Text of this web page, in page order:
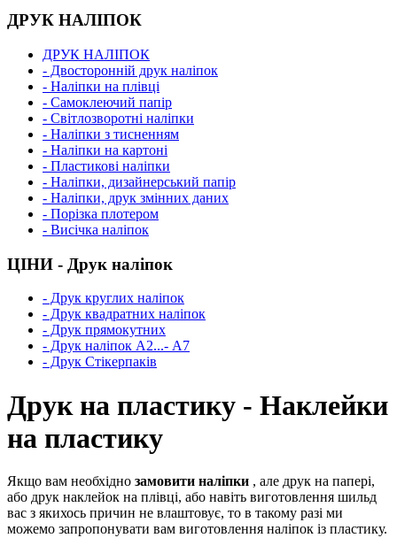
ДРУК НАЛІПОК
ДРУК НАЛІПОК
- Двосторонній друк наліпок
- Наліпки на плівці
- Самоклеючий папір
- Світлозворотні наліпки
- Наліпки з тисненням
- Наліпки на картоні
- Пластикові наліпки
- Наліпки, дизайнерський папір
- Наліпки, друк змінних даних
- Порізка плотером
- Висічка наліпок
ЦІНИ - Друк наліпок
- Друк круглих наліпок
- Друк квадратних наліпок
- Друк прямокутних
- Друк наліпок А2...- А7
- Друк Стікерпаків
Друк на пластику - Наклейки
на пластику
Якщо вам необхідно замовити наліпки , але друк на папері,
або друк наклейок на плівці, або навіть виготовлення шильд
вас з якихось причин не влаштовує, то в такому разі ми
можемо запропонувати вам виготовлення наліпок із пластику.